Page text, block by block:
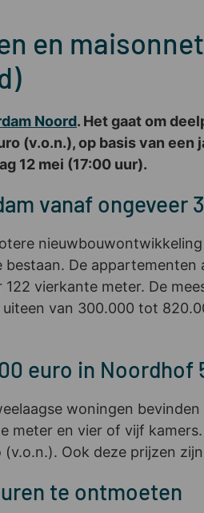
en
Noord. Het gaat om
(v.o.n.), op basis van een
12 mei (17:00 uur).
vanaf ongeveer
nieuwbouwontwikkeling
De appartementen
vierkante meter. De
van 300.000 tot
euro in Noordhof
woningen
meter en vier of vijf
Ook deze prijzen
te ontmoeten